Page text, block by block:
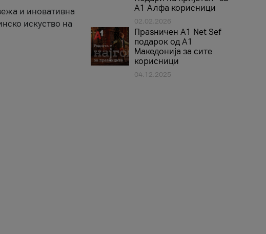
и иновативна
искуство на
А1 Алфа корисници
02.02.2026
Празничен A1 Net Sеf
подарок од А1
Македонија за сите
корисници
04.12.2025